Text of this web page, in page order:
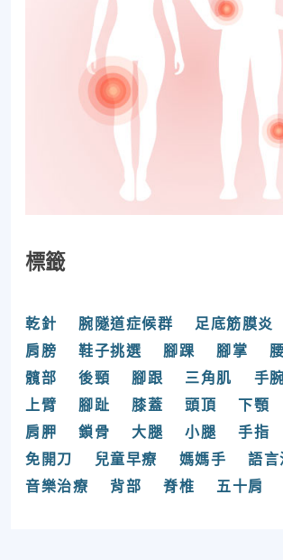
標籤
乾針 腕隧道症候群 足底筋膜炎
肩膀
鞋子挑選 腳踝 腳掌
髖部
後頸 腳跟 三角肌 手腕
上臂
腳趾 膝蓋 頭頂 下顎
肩胛
鎖骨 大腿 小腿 手指
免開刀
兒童早療 媽媽手
語言
音樂治療
背部 脊椎 五十肩